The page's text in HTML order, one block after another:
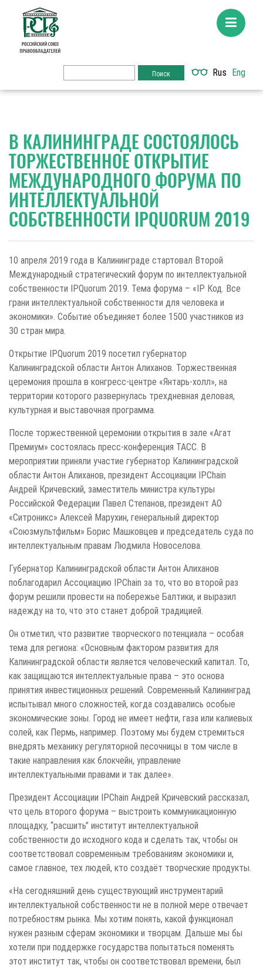
Rus Eng
В КАЛИНИНГРАДЕ СОСТОЯЛОСЬ
ТОРЖЕСТВЕННОЕ ОТКРЫТИЕ
МЕЖДУНАРОДНОГО ФОРУМА ПО
ИНТЕЛЛЕКТУАЛЬНОЙ
СОБСТВЕННОСТИ IPQUORUM 2019
10 апреля 2019 года в Калининграде стартовал Второй
Международный стратегический форум по интеллектуальной
собственности IPQuorum 2019. Тема форума – «IP Код. Все
грани интеллектуальной собственности для человека и
экономики». Событие объединяет более 1500 участников из
30 стран мира.
Открытие IPQuorum 2019 посетил губернатор
Калининградской области Антон Алиханов. Торжественная
церемония прошла в конгресс-центре «Янтарь-холл», на
территории которого развернулась трехдневная деловая,
культурная и выставочная программа.
После торжественной церемонии открытия в зале «Агат
Премиум» состоялась пресс-конференция ТАСС. В
мероприятии приняли участие губернатор Калининградской
области Антон Алиханов, президент Ассоциации IPChain
Андрей Кричевский, заместитель министра культуры
Российской Федерации Павел Степанов, президент АО
«Ситроникс» Алексей Марухин, генеральный директор
«Союзмультфильм» Борис Машковцев и председатель суда по
интеллектуальным правам Людмила Новоселова.
Губернатор Калининградской области Антон Алиханов
поблагодарил Ассоциацию IPChain за то, что во второй раз
форум решили провести на побережье Балтики, и выразил
надежду на то, что это станет доброй традицией.
Он отметил, что развитие творческого потенциала – особая
тема для региона: «Основным фактором развития для
Калининградской области является человеческий капитал. То,
как защищаются интеллектуальные права – это основа
принятия инвестиционных решений. Современный Калининград
испытывал много сложностей, когда создавались особые
экономические зоны. Город не имеет нефти, газа или калиевых
солей, как Пермь, например. Поэтому мы будем стремиться
внедрять механику регуляторной песочницы в том числе в
такие направления как блокчейн, управление
интеллектуальными правами и так далее».
Президент Ассоциации IPChain Андрей Кричевский рассказал,
что цель второго форума – выстроить коммуникационную
площадку, “расшить” институт интеллектуальной
собственности до исходного кода и сделать так, чтобы он
соответствовал современным требованиям экономики и,
самое главное, тех людей, кто создаёт творческие продукты.
«На сегодняшний день существующий инструментарий
интеллектуальной собственности не в полной мере отвечает
потребностям рынка. Мы хотим понять, какой функционал
нужен разным сферам экономики и творцам. Дальше мы бы
хотели при поддержке государства попытаться поменять
этот институт так, чтобы он соответствовал времени, был